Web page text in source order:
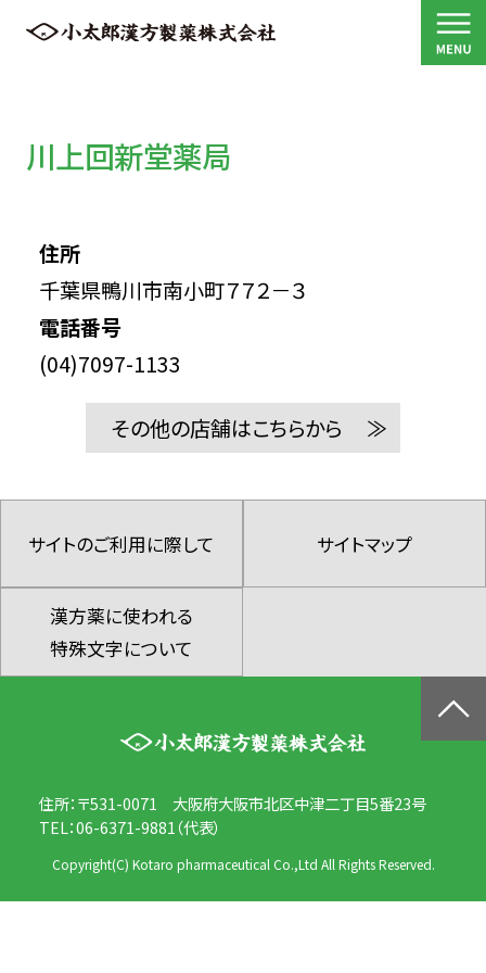
川上回新堂薬局
住所
千葉県鴨川市南小町７７２－３
電話番号
(04)7097-1133
その他の店舗はこちらから
サイトのご利用に際して サイトマップ
漢方薬に使われる
特殊文字について
住所：〒531-0071 大阪府大阪市北区中津二丁目5番23号
TEL：06-6371-9881（代表）
Copyright(C) Kotaro pharmaceutical Co.,Ltd All Rights Reserved.